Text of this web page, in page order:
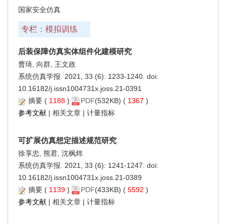
国家安全仿真
专栏：模拟训练
后装保障仿真实体组件化建模研究
曹琦, 向群, 王文政
系统仿真学报. 2021, 33 (6): 1233-1240. doi:
10.16182/j.issn1004731x.joss.21-0391
摘要 ( 1188 ) PDF(532KB) ( 1367 )
参考文献 | 相关文章 | 计量指标
可扩展仿真想定描述规范研究
徐享忠, 熊君, 沈枫炜
系统仿真学报. 2021, 33 (6): 1241-1247. doi:
10.16182/j.issn1004731x.joss.21-0389
摘要 ( 1139 ) PDF(433KB) ( 5592 )
参考文献 | 相关文章 | 计量指标